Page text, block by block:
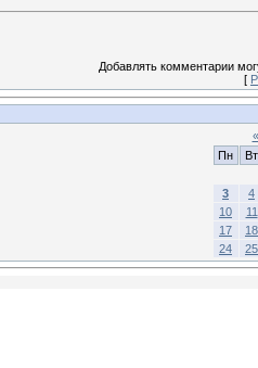
Добавлять комментарии
[
«
Пн
Вт
3
4
10
11
17
18
24
25